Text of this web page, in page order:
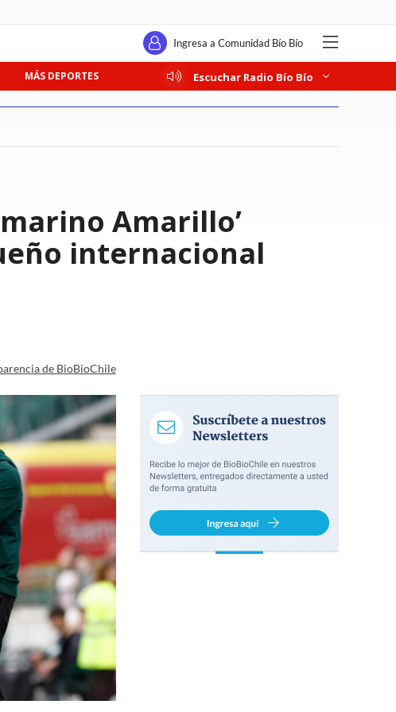
Ingresa a Comunidad Bío Bío
MÁS DEPORTES Escuchar Radio Bío Bío
Amarillo’
internacional
de BioBioChile